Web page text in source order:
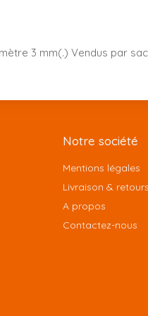
3 mm(.) Vendus par
Notre société
Mentions légales
Livraison &
A propos
Contactez-nous